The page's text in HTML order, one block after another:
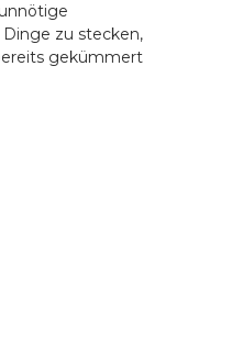
zu stecken,
gekümmert